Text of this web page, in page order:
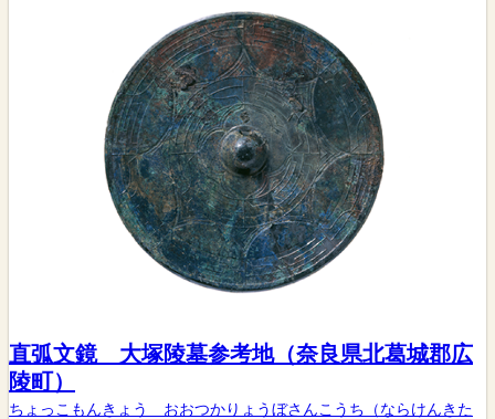
直弧文鏡 大塚陵墓参考地（奈良県北葛城郡広
陵町）
ちょっこもんきょう おおつかりょうぼさんこうち（ならけんきた